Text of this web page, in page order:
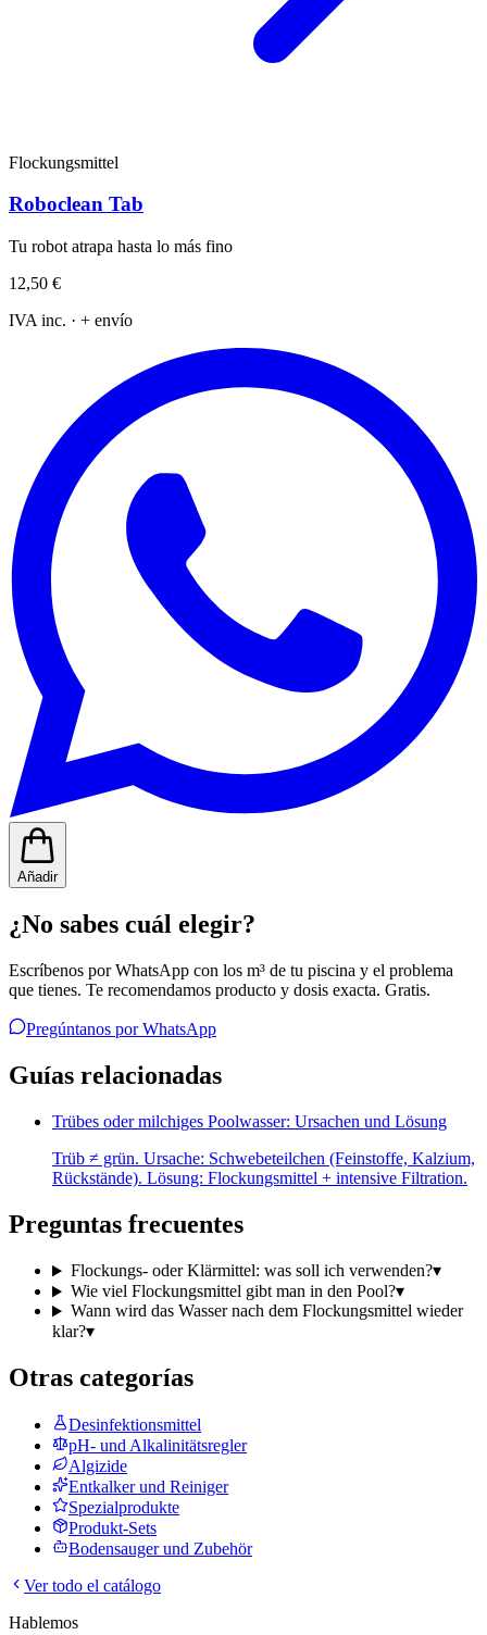
Flockungsmittel
Roboclean Tab
Tu robot atrapa hasta lo más fino
12,50 €
IVA inc. · + envío
Añadir
¿No sabes cuál elegir?
Escríbenos por WhatsApp con los m³ de tu piscina y el problema
que tienes. Te recomendamos producto y dosis exacta. Gratis.
Pregúntanos por WhatsApp
Guías relacionadas
Trübes oder milchiges Poolwasser: Ursachen und Lösung
Trüb ≠ grün. Ursache: Schwebeteilchen (Feinstoffe, Kalzium,
Rückstände). Lösung: Flockungsmittel + intensive Filtration.
Preguntas frecuentes
Flockungs- oder Klärmittel: was soll ich verwenden?▾
Wie viel Flockungsmittel gibt man in den Pool?▾
Wann wird das Wasser nach dem Flockungsmittel wieder
klar?▾
Otras categorías
Desinfektionsmittel
pH- und Alkalinitätsregler
Algizide
Entkalker und Reiniger
Spezialprodukte
Produkt-Sets
Bodensauger und Zubehör
Ver todo el catálogo
Hablemos